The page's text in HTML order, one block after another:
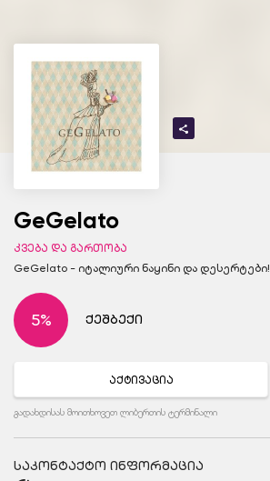
GeGelato
კვება და გართობა
GeGelato - იტალიური ნაყინი და დესერტები!
5% ქეშბექი
აქტივაცია
გადახდისას მოითხოვეთ ლიბერთის ტერმინალი
საკონტაქტო ინფორმაცია